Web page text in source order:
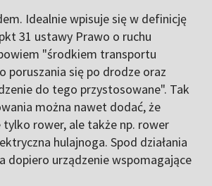
Idealnie wpisuje się w definicję
31 ustawy Prawo o ruchu
"środkiem transportu
poruszania się po drodze oraz
do tego przystosowane". Tak
można nawet dodać, że
rower, ale także np. rower
hulajnoga. Spod działania
dopiero urządzenie wspomagające